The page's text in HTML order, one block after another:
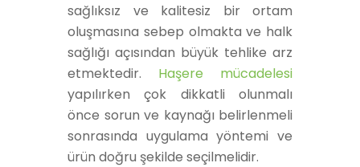
sağlıksız ve kalitesiz bir ortam
oluşmasına sebep olmakta ve halk
sağlığı açısından büyük tehlike arz
etmektedir. Haşere mücadelesi
yapılırken çok dikkatli olunmalı
önce sorun ve kaynağı belirlenmeli
sonrasında uygulama yöntemi ve
ürün doğru şekilde seçilmelidir.